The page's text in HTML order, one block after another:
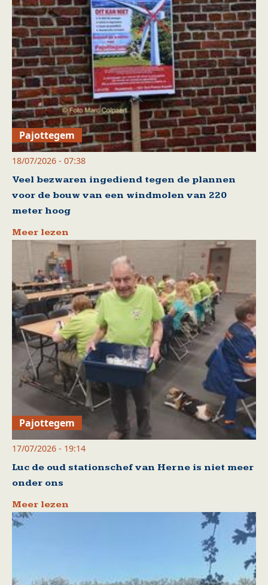
Pajottegem
18/07/2026 - 07:38
Veel bezwaren ingediend tegen de plannen
voor de bouw van een windmolen van 220
meter hoog
Meer lezen
Pajottegem
17/07/2026 - 19:14
Luc de oud stationschef van Herne is niet meer
onder ons
Meer lezen